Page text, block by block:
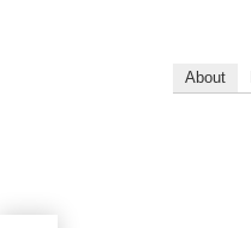
About